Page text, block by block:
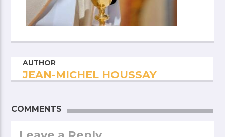
AUTHOR
JEAN-MICHEL HOUSSAY
COMMENTS